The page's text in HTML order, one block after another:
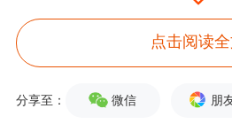
日召开的2026年第二
2026年6月12日召开
点击阅读
分享至： 微信 朋